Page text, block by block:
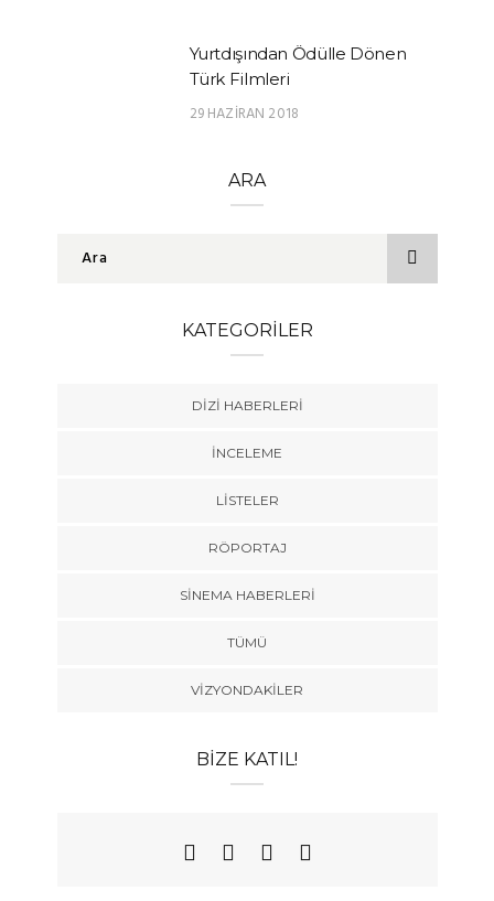
Yurtdışından Ödülle Dönen
Türk Filmleri
29 HAZIRAN 2018
ARA
KATEGORILER
DIZI HABERLERI
İNCELEME
LISTELER
RÖPORTAJ
SINEMA HABERLERI
TÜMÜ
VIZYONDAKILER
BIZE KATIL!